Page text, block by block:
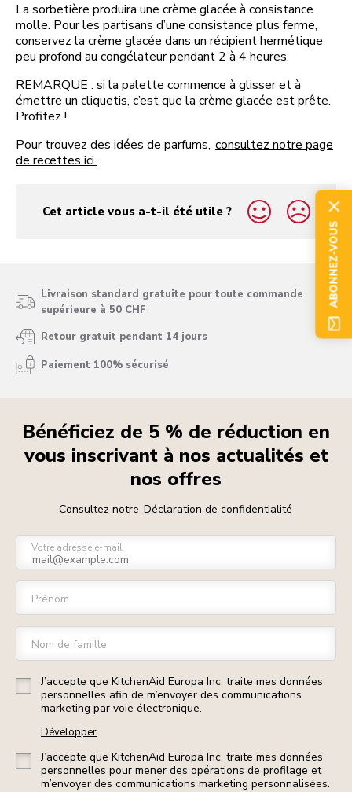
La sorbetière produira une crème glacée à consistance
molle. Pour les partisans d’une consistance plus ferme,
conservez la crème glacée dans un récipient hermétique
peu profond au congélateur pendant 2 à 4 heures.
REMARQUE : si la palette commence à glisser et à
émettre un cliquetis, c’est que la crème glacée est prête.
Profitez !
Pour trouvez des idées de parfums, consultez notre page
de recettes ici.
Cet article vous a-t-il été utile ?
yes
no
Livraison standard gratuite pour toute commande
supérieure à 50 CHF
Retour gratuit pendant 14 jours
Paiement 100% sécurisé
Bénéficiez de 5 % de réduction en
vous inscrivant à nos actualités et
nos offres
Consultez notre Déclaration de confidentialité
Votre adresse e-mail
Prénom
Nom de famille
J’accepte que KitchenAid Europa Inc. traite mes données
personnelles afin de m’envoyer des communications
marketing par voie électronique.
Développer
J’accepte que KitchenAid Europa Inc. traite mes données
personnelles pour mener des opérations de profilage et
m’envoyer des communications marketing personnalisées.
ABONNEZ-VOUS